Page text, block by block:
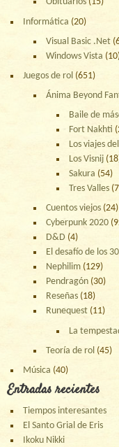
Informática (20)
Visual Basic .Net
Windows Vista
Juegos de rol (651)
Ánima Beyond
Baile de
Fort Nakhti
Los viajes
Los Visnij
Sakura (54)
Tres Valles
Cuentos viejos (24)
Cyberpunk 2020
D&D (4)
El desafío de los
Nephilim (129)
Pendragón (30)
Reseñas (18)
Runequest (11)
La
Teoría de rol (45)
Música (40)
Entradas recientes
Tiempos interesantes
El Santo Grial de Eris
Ikoku Nikki